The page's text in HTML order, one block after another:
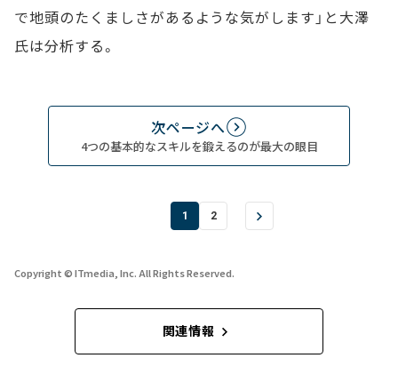
で地頭のたくましさがあるような気がします」と大澤
氏は分析する。
次ページへ
4つの基本的なスキルを鍛えるのが最大の眼目
1 2
Copyright © ITmedia, Inc. All Rights Reserved.
関連情報